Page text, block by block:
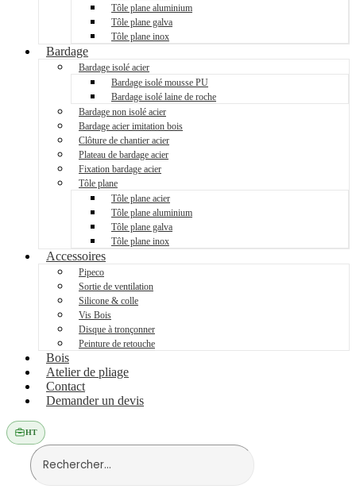
Tôle plane aluminium
Tôle plane galva
Tôle plane inox
Bardage
Bardage isolé acier
Bardage isolé mousse PU
Bardage isolé laine de roche
Bardage non isolé acier
Bardage acier imitation bois
Clôture de chantier acier
Plateau de bardage acier
Fixation bardage acier
Tôle plane
Tôle plane acier
Tôle plane aluminium
Tôle plane galva
Tôle plane inox
Accessoires
Pipeco
Sortie de ventilation
Silicone & colle
Vis Bois
Disque à tronçonner
Peinture de retouche
Bois
Atelier de pliage
Contact
Demander un devis
HT